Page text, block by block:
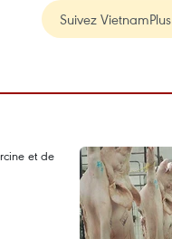
Suivez VietnamPlus